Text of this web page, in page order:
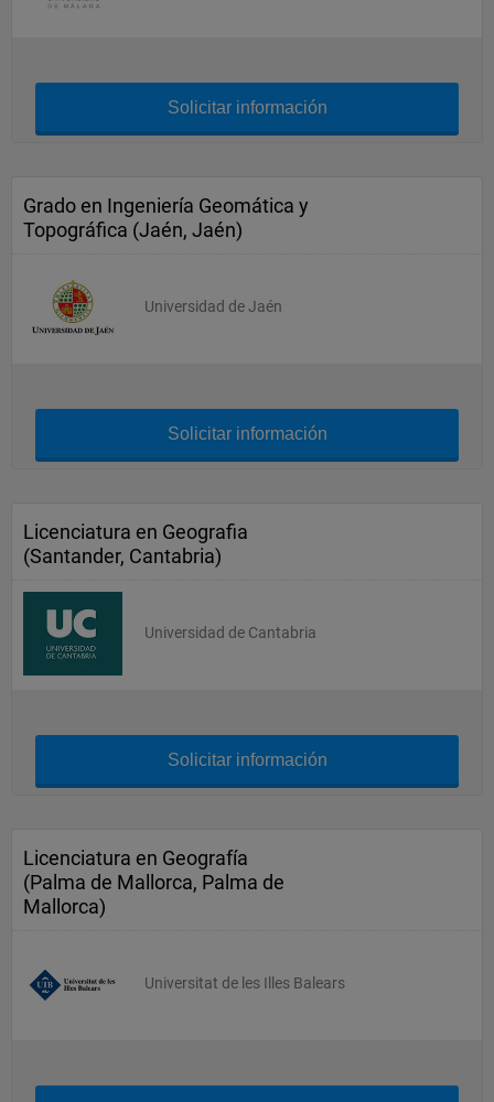
Solicitar información
Grado en Ingeniería Geomática y
Topográfica (Jaén, Jaén)
Universidad de Jaén
Solicitar información
Licenciatura en Geografia
(Santander, Cantabria)
Universidad de Cantabria
Solicitar información
Licenciatura en Geografía
(Palma de Mallorca, Palma de
Mallorca)
Universitat de les Illes Balears